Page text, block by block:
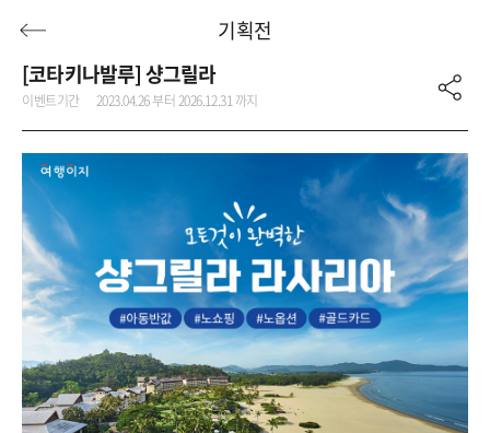
허니문 기획전/홈쇼핑
허니문 투어플랜/라이프 기업/단체
기획전
[코타키나발루] 샹그릴라
이벤트기간 2023.04.26 부터 2026.12.31 까지